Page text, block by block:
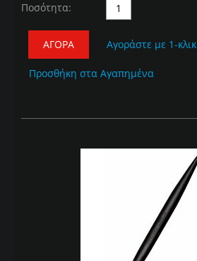
Ποσότητα:
ΑΓΟΡΆ Αγοράστε με 1-κλικ
Προσθήκη στα Αγαπημένα